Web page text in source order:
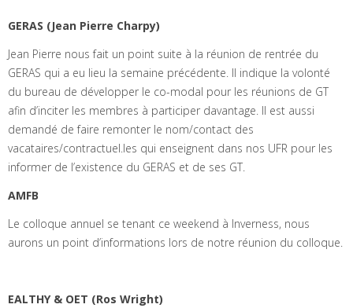
GERAS (Jean Pierre Charpy)
Jean Pierre nous fait un point suite à la réunion de rentrée du
GERAS qui a eu lieu la semaine précédente. Il indique la volonté
du bureau de développer le co-modal pour les réunions de GT
afin d’inciter les membres à participer davantage. Il est aussi
demandé de faire remonter le nom/contact des
vacataires/contractuel.les qui enseignent dans nos UFR pour les
informer de l’existence du GERAS et de ses GT.
AMFB
Le colloque annuel se tenant ce weekend à Inverness, nous
aurons un point d’informations lors de notre réunion du colloque.
EALTHY & OET (Ros Wright)